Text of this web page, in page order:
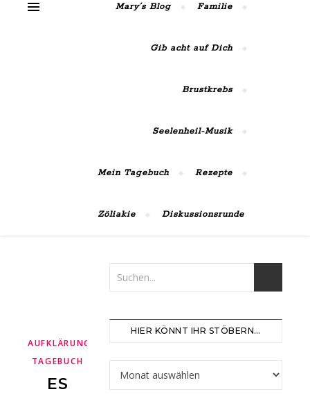
Mary’s Blog Familie
Gib acht auf Dich
Brustkrebs
Seelenheil-Musik
Mein Tagebuch Rezepte
Zöliakie Diskussionsrunde
AUFKLÄRUNG
TAGEBUCH
ES
HIER KÖNNT IHR STÖBERN…
Hier könnt ihr stöbern…